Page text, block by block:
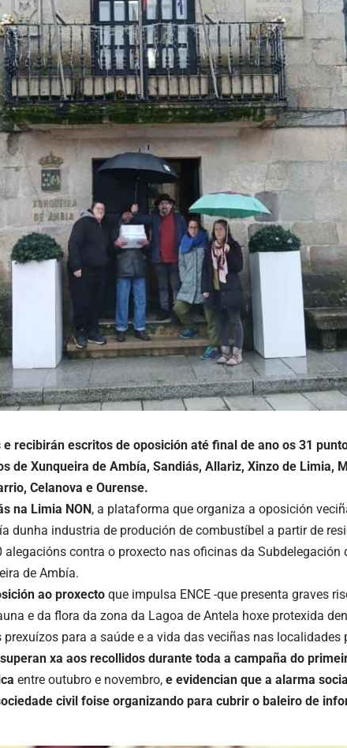
recibirán escritos de oposición até final de ano os 31
de Xunqueira de Ambía, Sandiás, Allariz, Xinzo de Limia,
Celanova e Ourense.
na Limia NON, a plataforma que organiza a oposición
dunha industria de produción de combustíbel a partir de
alegacións contra o proxecto nas oficinas da Subdelegación
de Ambía.
ao proxecto que impulsa ENCE -que presenta graves
e da flora da zona da Lagoa de Antela hoxe protexida
prexuízos para a saúde e a vida das veciñas nas localidades
superan xa aos recollidos durante toda a campaña do
entre outubro e novembro, e evidencian que a alarma
civil foise organizando para cubrir o baleiro de